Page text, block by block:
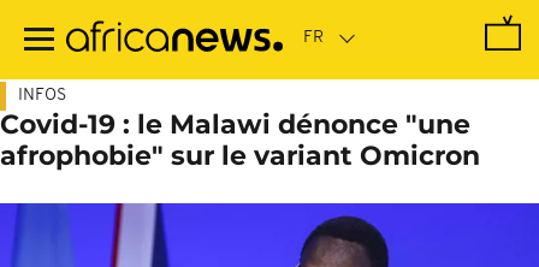
contenu
INFOS
Covid-19 : le Malawi dénonce "une
afrophobie" sur le variant Omicron